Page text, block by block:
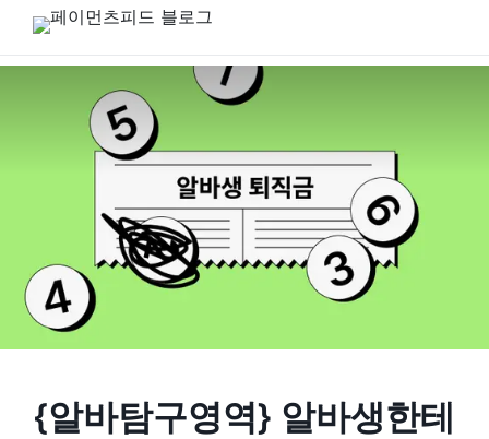
{알바탐구영역} 알바생한테